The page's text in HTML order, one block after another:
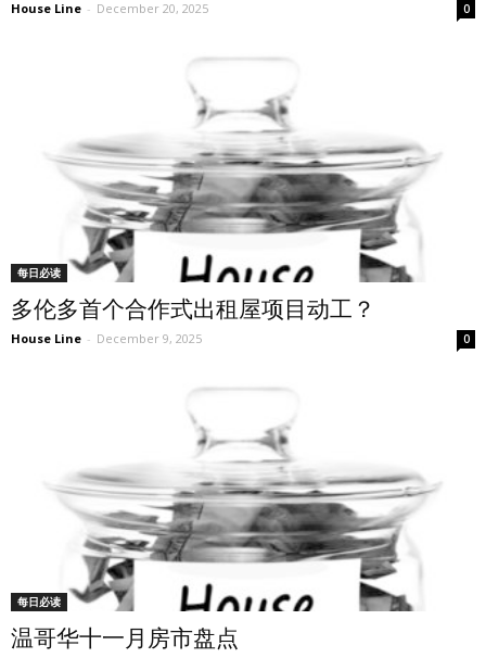
House Line - December 20, 2025 0
每日必读
多伦多首个合作式出租屋项目动工？
House Line - December 9, 2025 0
每日必读
温哥华十一月房市盘点